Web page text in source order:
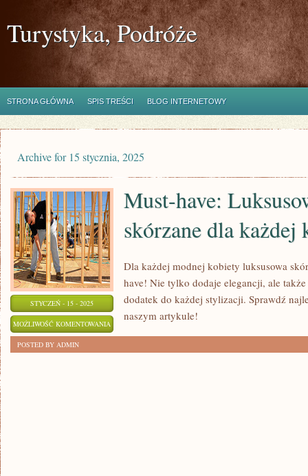
Turystyka, Podróże
STRONA GŁÓWNA SPIS TREŚCI BLOG INTERNETOWY
Archive for 15 stycznia, 2025
STYCZEŃ - 15 - 2025
MOŻLIWOŚĆ KOMENTOWANIA
ZOSTAŁA WYŁĄCZONA
Must-have:
skórzane dla każdej
Dla każdej modnej kobiety luksusowa
have! Nie tylko dodaje elegancji, ale
dodatek do każdej stylizacji. Sprawdź
naszym artykule!
POSTED BY ADMIN